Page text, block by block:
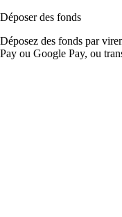
Déposer des fonds
Déposez des fonds par
Pay ou Google Pay, ou